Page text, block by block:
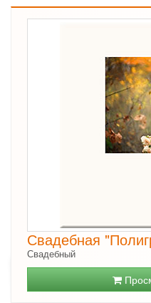
Свадебная
Свадебный